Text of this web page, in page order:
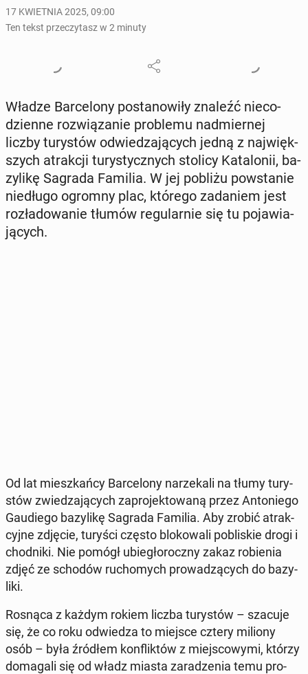
17 KWIETNIA 2025, 09:00
Ten tekst przeczytasz w 2 minuty
Władze Bar­ce­lo­ny po­sta­no­wi­ły znaleźć nie­co­
dzien­ne roz­wią­za­nie pro­ble­mu nad­mier­nej
liczby tu­ry­stów od­wie­dza­ją­cych jedną z naj­więk­
szych atrak­cji tu­ry­stycz­nych stolicy Ka­ta­lo­nii, ba­
zy­li­kę Sagrada Familia. W jej pobliżu po­wsta­nie
nie­dłu­go ogromny plac, którego za­da­niem jest
roz­ła­do­wa­nie tłumów re­gu­lar­nie się tu po­ja­wia­
ją­cych.
Od lat miesz­kań­cy Bar­ce­lo­ny na­rze­ka­li na tłumy tu­ry­
stów zwie­dza­ją­cych za­pro­jek­to­wa­ną przez An­to­nie­go
Gau­die­go ba­zy­li­kę Sagrada Familia. Aby zrobić atrak­
cyj­ne zdjęcie, turyści często blo­ko­wa­li po­bli­skie drogi i
chod­ni­ki. Nie pomógł ubie­gło­rocz­ny zakaz ro­bie­nia
zdjęć ze schodów ru­cho­mych pro­wa­dzą­cych do ba­zy­
li­ki.
Rosnąca z każdym rokiem liczba tu­ry­stów – szacuje
się, że co roku od­wie­dza to miejsce cztery miliony
osób – była źródłem kon­flik­tów z miej­sco­wy­mi, którzy
do­ma­ga­li się od władz miasta za­ra­dze­nia temu pro­